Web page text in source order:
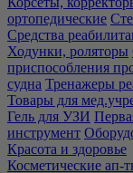
ортопедические
Средства
Ходунки, роляторы
приспособления
судна Тренажеры
Товары для
Гель для УЗИ
инструмент
Красота и здоровье
Косметические ап-